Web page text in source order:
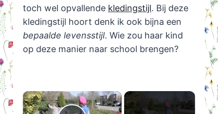
toch wel opvallende kledingstijl. Bij deze
kledingstijl hoort denk ik ook bijna een
bepaalde levensstijl. Wie zou haar kind
op deze manier naar school brengen?
×